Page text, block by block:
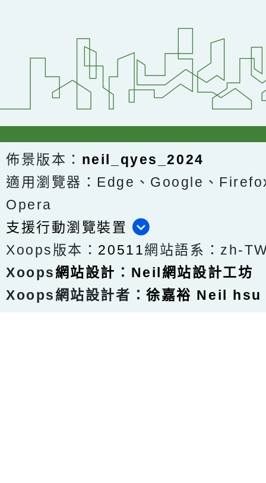
佈景版本： neil_qyes_2024
適用瀏覽器：Edge、Google、
Opera
支援行動瀏覽裝置
Xoops版本： 20511網站語系：zh-
Xoops網站設計 ： Neil網站設計工坊
Xoops網站設計者：徐嘉裕 Neil hsu